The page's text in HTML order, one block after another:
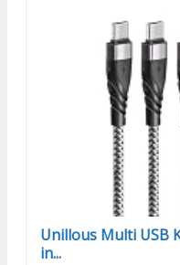
Unillous Multi USB
in...